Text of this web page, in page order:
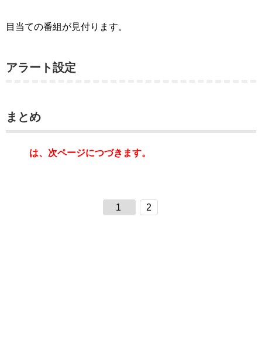
目当ての番組が見付ります。
アラート設定
まとめ
は、次ページにつづきます。
1 2